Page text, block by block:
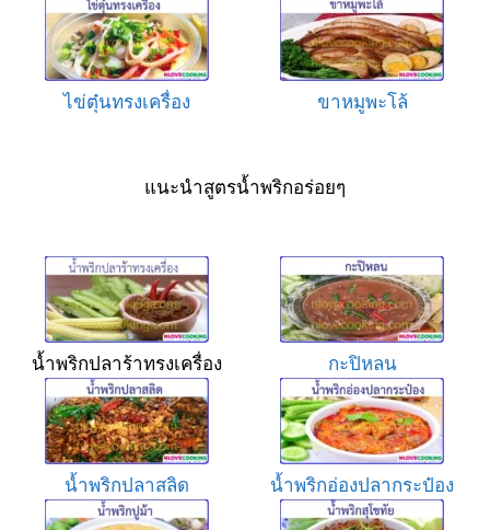
ไข่ตุ๋นทรงเครื่อง ขาหมูพะโล้
แนะนำสูตรน้ำพริกอร่อยๆ
น้ำพริกปลาร้าทรงเครื่อง กะปิหลน
น้ำพริกปลาสลิด น้ำพริกอ่องปลากระป๋อง